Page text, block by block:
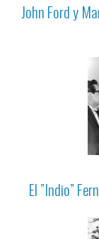
John Ford y
El ”Indio”